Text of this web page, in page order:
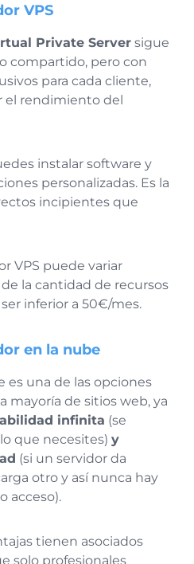
VPS
Private Server sigue
compartido, pero con
para cada cliente,
el rendimiento del
instalar software y
personalizadas. Es la
incipientes que
VPS puede variar
la cantidad de recursos
inferior a 50€/mes.
en la nube
es una de las opciones
mayoría de sitios web, ya
infinita (se
que necesites) y
(si un servidor da
otro y así nunca hay
acceso).
tienen asociados
solo profesionales